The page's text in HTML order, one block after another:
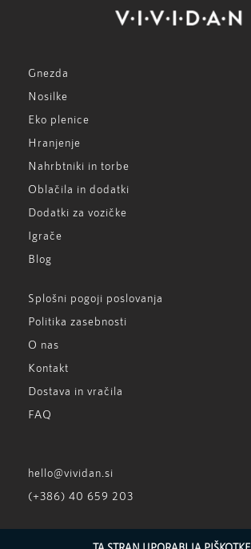
Gnezda
Nosilke
Eko plenice
Hranjenje
Nahrbtniki in torbe
Oblačila in dodatki
Dodatki za vozičke
Igrače
Blog
Splošni pogoji poslovanja
Politika zasebnosti
O nas
Kontakt
Dostava in vračila
FAQ
hello@vividan.si
(+386) 40 659 203